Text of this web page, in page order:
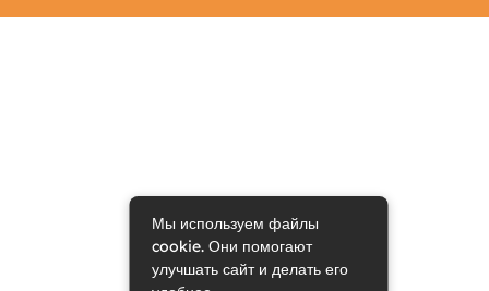
Мы используем файлы
cookie. Они помогают
улучшать сайт и делать его